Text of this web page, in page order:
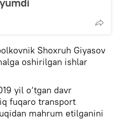
Shoxruh Giyasov
oshirilgan ishlar
yil o‘tgan davr
fuqaro transport
mahrum etilganini